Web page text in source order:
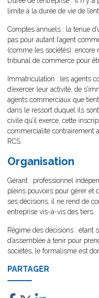
limite à la durée de vie de
Comptes annuels : la tenue
pas pour autant l’agent
(comme les sociétés),
tribunal de commerce pour
Immatriculation : les agents
d’exercer leur activité, de
agents commerciaux que
dans le ressort duquel ils
civile qu’il exerce, cette
commercialité contrairement
RCS.
Organisation
Gérant : professionnel
pleins pouvoirs pour gérer et
ses décisions, il ne rend de
entreprise vis-à-vis des tiers.
Régime des décisions : étant
d’assemblée à tenir pour
sociétés, le formalisme est
PARTAGER